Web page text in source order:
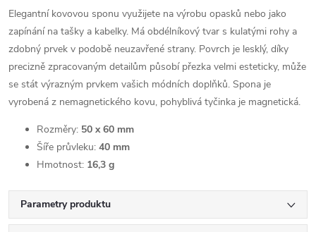
Elegantní kovovou sponu využijete na výrobu opasků nebo jako
zapínání na tašky a kabelky. Má obdélníkový tvar s kulatými rohy a
zdobný prvek v podobě neuzavřené strany. Povrch je lesklý, díky
precizně zpracovaným detailům působí přezka velmi esteticky, může
se stát výrazným prvkem vašich módních doplňků. Spona je
vyrobená z nemagnetického kovu, pohyblivá tyčinka je magnetická.
Rozměry: 50 x 60 mm
Šíře průvleku: 40 mm
Hmotnost: 16,3 g
Parametry produktu